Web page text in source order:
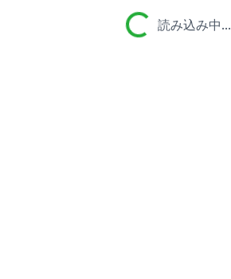
読み込み中...